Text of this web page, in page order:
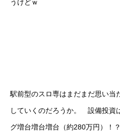
うけどｗ
駅前型のスロ専はまだまだ思い当
していくのだろうか。 設備投資
グ増台増台増台（約280万円）！？